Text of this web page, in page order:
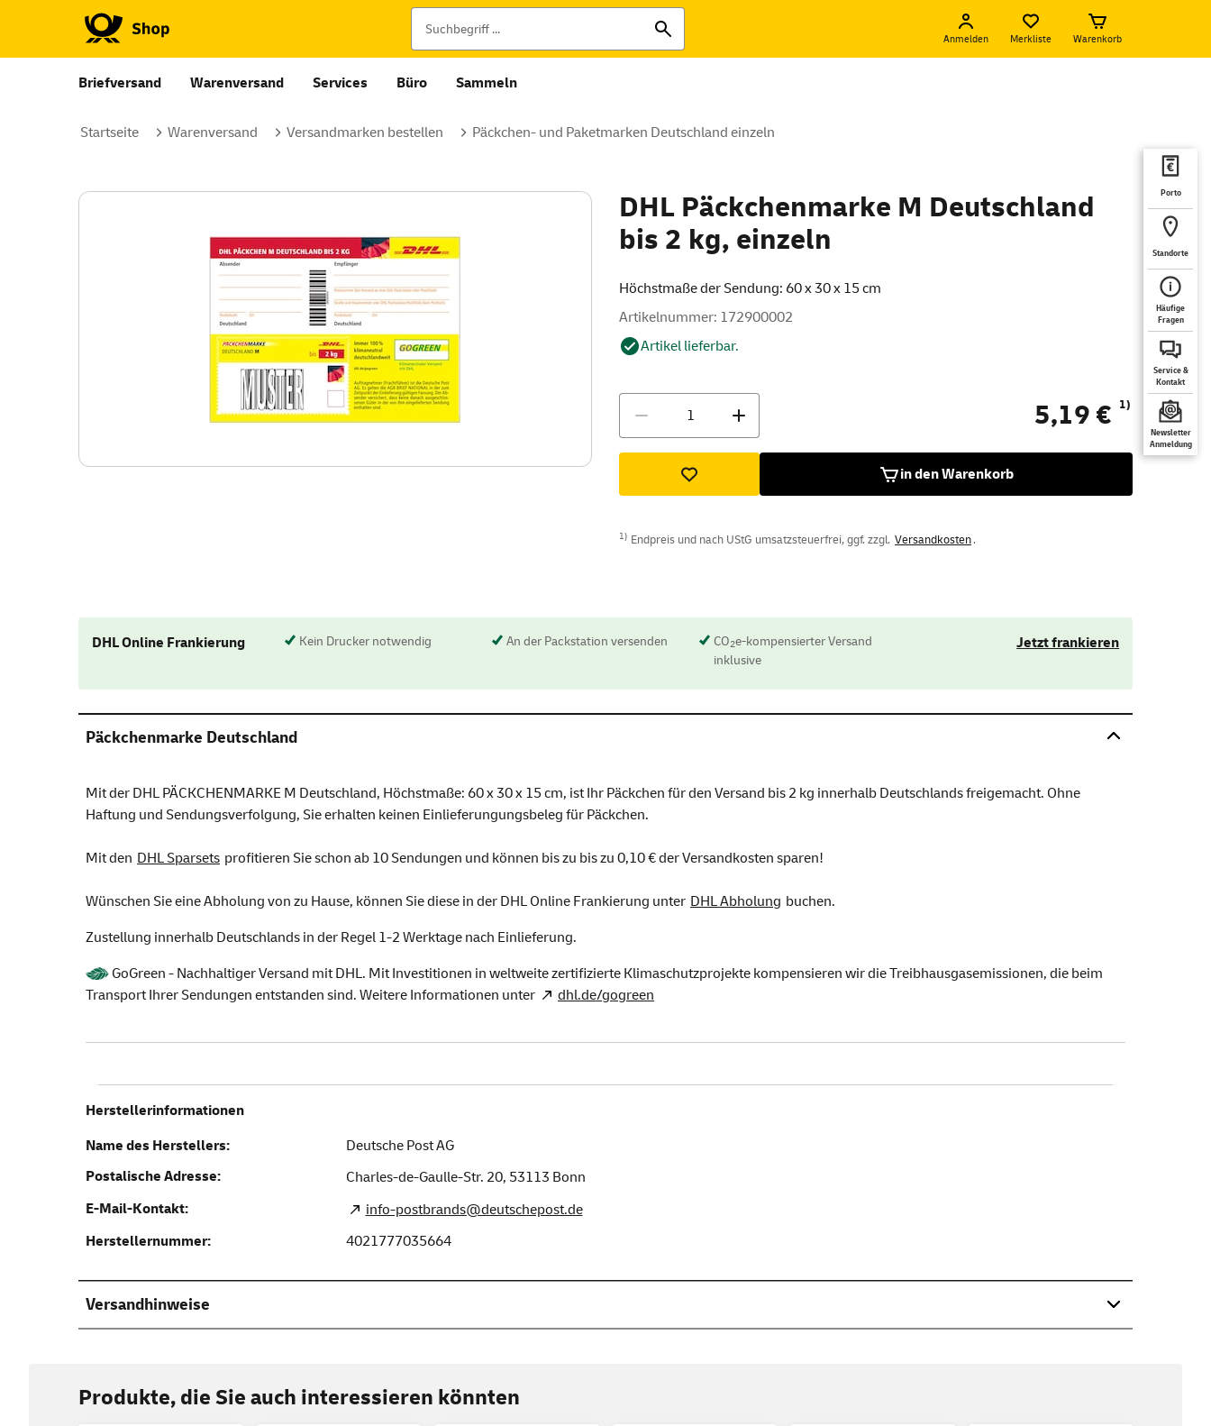
Anmelden Merkliste Warenkorb
Briefversand Warenversand Services Büro Sammeln
Porto
Standorte
Häufige
Fragen
Service &
Kontakt
Newsletter
Anmeldung
Startseite Warenversand Versandmarken bestellen Päckchen- und Paketmarken Deutschland einzeln
DHL Päckchenmarke M Deutschland
bis 2 kg, einzeln
Höchstmaße der Sendung: 60 x 30 x 15 cm
Artikelnummer: 172900002
Artikel lieferbar.
5,19 € 1)
in den Warenkorb
1) Endpreis und nach UStG umsatzsteuerfrei, ggf. zzgl. Versandkosten.
DHL Online Frankierung Kein Drucker notwendig An der Packstation versenden CO2e-kompensierter Versand
inklusive
Jetzt frankieren
Päckchenmarke Deutschland
Mit der DHL PÄCKCHENMARKE M Deutschland, Höchstmaße: 60 x 30 x 15 cm, ist Ihr Päckchen für den Versand bis 2 kg innerhalb Deutschlands freigemacht. Ohne
Haftung und Sendungsverfolgung, Sie erhalten keinen Einlieferungungsbeleg für Päckchen.
Mit den DHL Sparsets profitieren Sie schon ab 10 Sendungen und können bis zu bis zu 0,10 € der Versandkosten sparen!
Wünschen Sie eine Abholung von zu Hause, können Sie diese in der DHL Online Frankierung unter DHL Abholung buchen.
Zustellung innerhalb Deutschlands in der Regel 1-2 Werktage nach Einlieferung.
GoGreen - Nachhaltiger Versand mit DHL. Mit Investitionen in weltweite zertifizierte Klimaschutzprojekte kompensieren wir die Treibhausgasemissionen, die beim
Transport Ihrer Sendungen entstanden sind. Weitere Informationen unter
dhl.de/gogreen
Herstellerinformationen
Name des Herstellers:
Deutsche Post AG
Postalische Adresse:
Charles-de-Gaulle-Str. 20, 53113 Bonn
E-Mail-Kontakt:
info-postbrands@deutschepost.de
Herstellernummer:
4021777035664
Versandhinweise
Produkte, die Sie auch interessieren könnten